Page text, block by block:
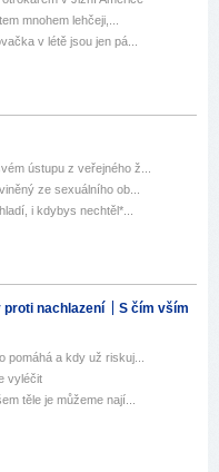
mnohem lehčeji,...
v létě jsou jen pá...
ústupu z veřejného ž...
ze sexuálního ob...
i kdybys nechtěl*...
proti nachlazení
S čím vším
a kdy už riskuj...
vyléčit
těle je můžeme nají...